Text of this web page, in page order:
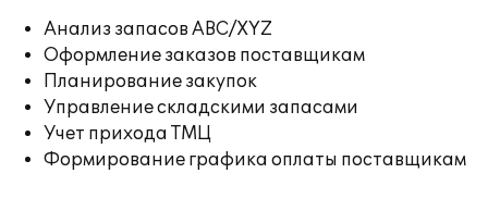
Анализ запасов ABC/XYZ
Оформление заказов поставщикам
Планирование закупок
Управление складскими запасами
Учет прихода ТМЦ
Формирование графика оплаты поставщикам